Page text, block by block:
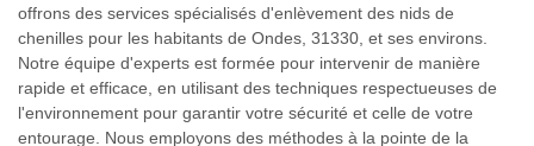
offrons des services spécialisés d'enlèvement des nids de
chenilles pour les habitants de Ondes, 31330, et ses environs.
Notre équipe d'experts est formée pour intervenir de manière
rapide et efficace, en utilisant des techniques respectueuses de
l'environnement pour garantir votre sécurité et celle de votre
entourage. Nous employons des méthodes à la pointe de la